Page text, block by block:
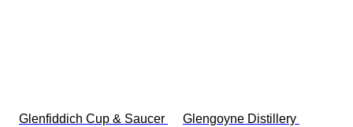
Glenfiddich Cup & Saucer
Glengoyne Distillery